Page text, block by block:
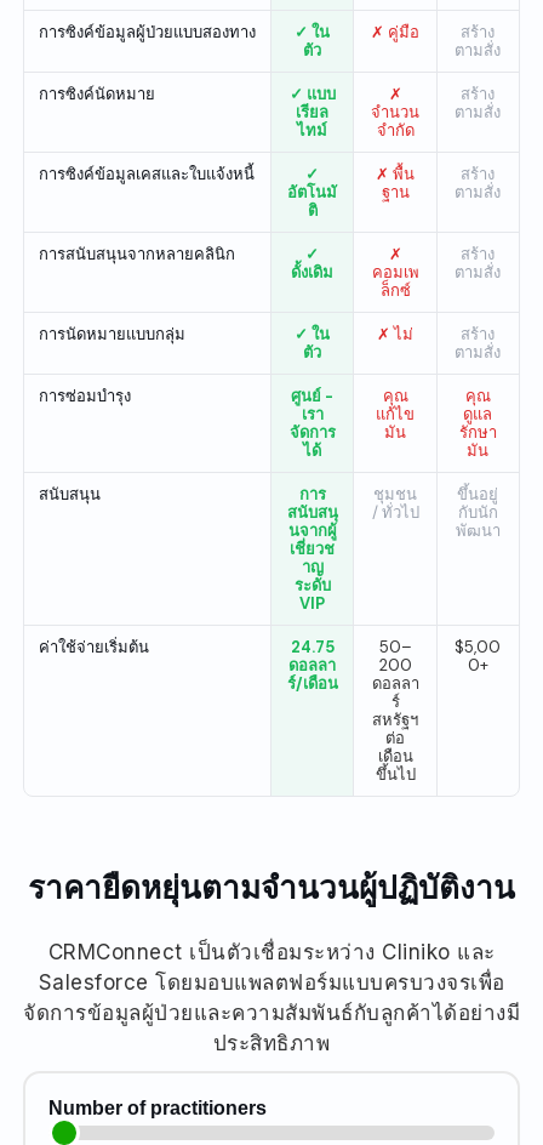
การซิงค์ข้อมูลผู้ป่วยแบบสองทาง
✓ ใน
ตัว
✗ คู่มือ
สร้าง
ตามสั่ง
การซิงค์นัดหมาย
✓ แบบ
เรียล
ไทม์
✗
จำนวน
จำกัด
สร้าง
ตามสั่ง
การซิงค์ข้อมูลเคสและใบแจ้งหนี้
✓
อัตโนมั
ติ
✗ พื้น
ฐาน
สร้าง
ตามสั่ง
การสนับสนุนจากหลายคลินิก
✓
ดั้งเดิม
✗
คอมเพ
ล็กซ์
สร้าง
ตามสั่ง
การนัดหมายแบบกลุ่ม
✓ ใน
ตัว
✗ ไม่
สร้าง
ตามสั่ง
การซ่อมบำรุง
ศูนย์ -
เรา
จัดการ
ได้
คุณ
แก้ไข
มัน
คุณ
ดูแล
รักษา
มัน
สนับสนุน
การ
สนับสนุ
นจากผู้
เชี่ยวช
าญ
ระดับ
VIP
ชุมชน
/ ทั่วไป
ขึ้นอยู่
กับนัก
พัฒนา
ค่าใช้จ่ายเริ่มต้น
24.75
ดอลลา
ร์/เดือน
50–
200
ดอลลา
ร์
สหรัฐฯ
ต่อ
เดือน
ขึ้นไป
$5,00
0+
ราคายืดหยุ่นตามจำนวนผู้ปฏิบัติงาน
CRMConnect เป็นตัวเชื่อมระหว่าง Cliniko และ
Salesforce โดยมอบแพลตฟอร์มแบบครบวงจรเพื่อ
จัดการข้อมูลผู้ป่วยและความสัมพันธ์กับลูกค้าได้อย่างมี
ประสิทธิภาพ
Number of practitioners